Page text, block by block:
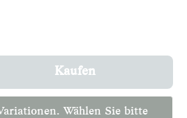
Kaufen
Wählen Sie bitte